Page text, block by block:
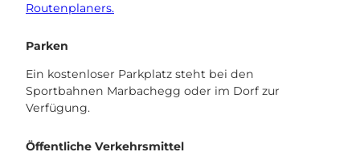
Routenplaners.
Parken
Ein kostenloser Parkplatz steht bei den
Sportbahnen Marbachegg oder im Dorf zur
Verfügung.
Öffentliche Verkehrsmittel